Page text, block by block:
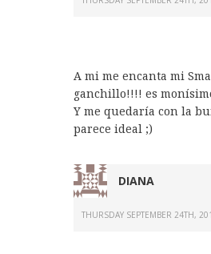
A mi me encanta mi
ganchillo!!!! es
Y me quedaría con la
parece ideal ;)
DIANA
THURSDAY SEPTEMBER 24TH,